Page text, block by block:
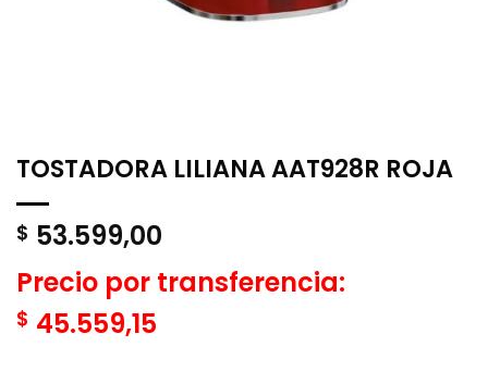
TOSTADORA LILIANA AAT928R ROJA
$ 53.599,00
Precio por transferencia:
$ 45.559,15